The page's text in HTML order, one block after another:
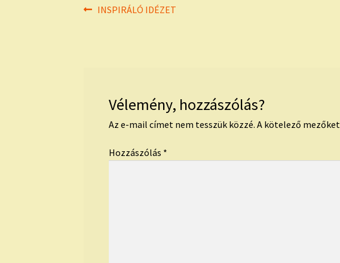
Bejegyzés
Previous
INSPIRÁLÓ IDÉZET
Vélemény, hozzászólás?
Az e-mail címet nem tesszük közzé. A kötelező mezőket
Hozzászólás *